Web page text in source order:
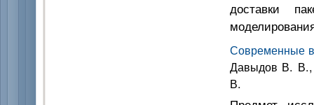
доставки
Современные
Давыдов В. В.,
В.